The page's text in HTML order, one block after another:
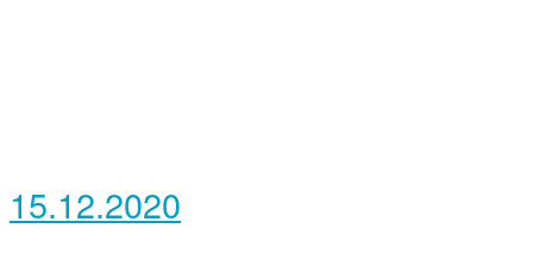
15.12.2020